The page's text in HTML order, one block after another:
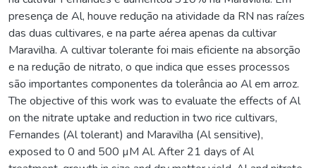
presença de Al, houve redução na atividade da RN nas raízes
das duas cultivares, e na parte aérea apenas da cultivar
Maravilha. A cultivar tolerante foi mais eficiente na absorção
e na redução de nitrato, o que indica que esses processos
são importantes componentes da tolerância ao Al em arroz.
The objective of this work was to evaluate the effects of Al
on the nitrate uptake and reduction in two rice cultivars,
Fernandes (Al tolerant) and Maravilha (Al sensitive),
exposed to 0 and 500 µM Al. After 21 days of Al